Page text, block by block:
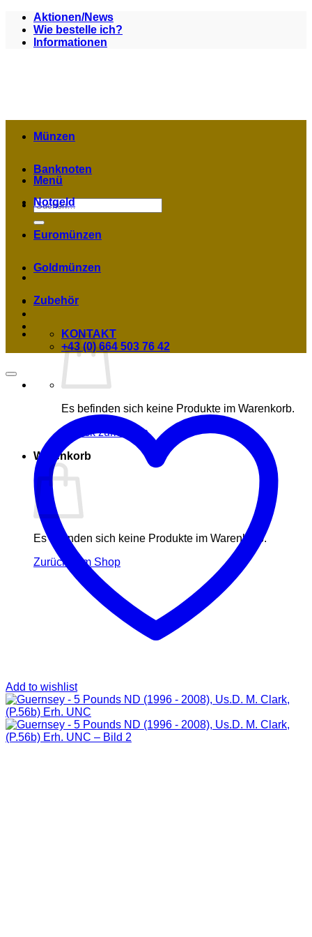
Zum
Inhalt
springen
Aktionen/News
Wie bestelle ich?
Informationen
Menü
Suchen
nach:
Es befinden sich keine Produkte im Warenkorb.
Zurück zum Shop
Warenkorb
Es befinden sich keine Produkte im Warenkorb.
Zurück zum Shop
Münzen
Banknoten
Notgeld
Euromünzen
Goldmünzen
Zubehör
KONTAKT
+43 (0) 664 503 76 42
Add to wishlist